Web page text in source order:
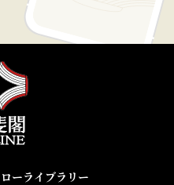
ローライブラリー